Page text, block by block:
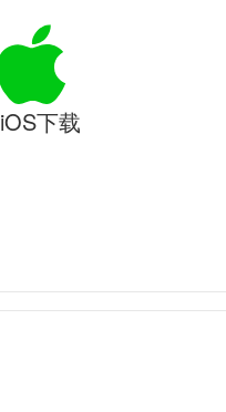
iOS下载